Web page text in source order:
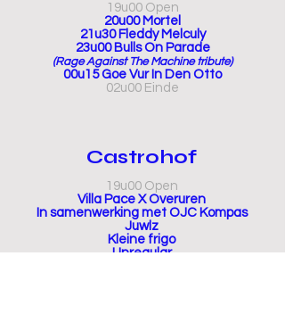
19u00 Open
20u00 Mortel
21u30 Fleddy Melculy
23u00 Bulls On Parade
(Rage Against The Machine tribute)
00u15 Goe Vur In Den Otto
02u00 Einde
Castrohof
19u00 Open
Villa Pace X Overuren
In samenwerking met OJC Kompas
Juwlz
Kleine frigo
Unregular